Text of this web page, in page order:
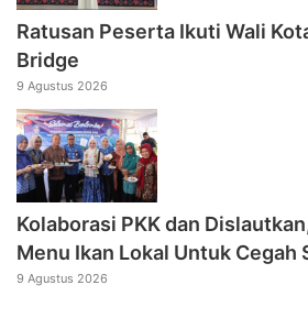
Ratusan Peserta Ikuti Wali
Bridge
9 Agustus 2026
Kolaborasi PKK dan
Menu Ikan Lokal Untuk Cegah
9 Agustus 2026